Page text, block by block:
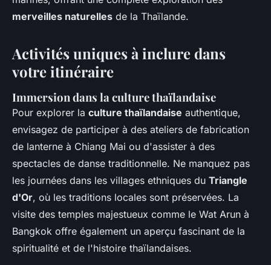
merveilles naturelles de la Thaïlande.
Activités uniques à inclure dans
votre itinéraire
Immersion dans la culture thaïlandaise
Pour explorer la culture thaïlandaise authentique,
envisagez de participer à des ateliers de fabrication
de lanterne à Chiang Mai ou d'assister à des
spectacles de danse traditionnelle. Ne manquez pas
les journées dans les villages ethniques du Triangle
d'Or, où les traditions locales sont préservées. La
visite des temples majestueux comme le Wat Arun à
Bangkok offre également un aperçu fascinant de la
spiritualité et de l'histoire thaïlandaises.